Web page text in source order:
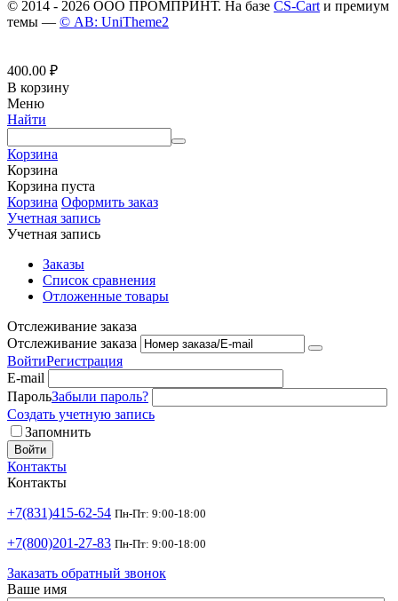
© 2014 - 2026 ООО ПРОМПРИНТ. На базе CS-Cart и премиум
темы — © AB: UniTheme2
400.00 ₽
В корзину
Меню
Найти
Корзина
Корзина
Корзина пуста
Корзина Оформить заказ
Учетная запись
Учетная запись
Заказы
Список сравнения
Отложенные товары
Отслеживание заказа
Отслеживание заказа
ВойтиРегистрация
E-mail
ПарольЗабыли пароль?
Создать учетную запись
Запомнить
Войти
Контакты
Контакты
+7(831)415-62-54 Пн-Пт: 9:00-18:00
+7(800)201-27-83 Пн-Пт: 9:00-18:00
Заказать обратный звонок
Ваше имя